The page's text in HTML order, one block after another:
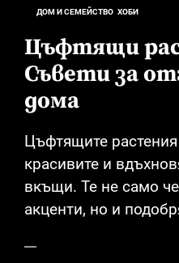
ДОМ И СЕМЕЙСТВО ХОБИ
Цъфтящи
Съвети за
дома
Цъфтящите
красивите и
вкъщи. Те не само
акценти, но и
като придават